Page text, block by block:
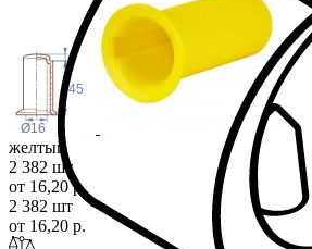
45
5
Ø16
желтый
2 382 шт
от 16,20 р.
2 382 шт
от 16,20 р.